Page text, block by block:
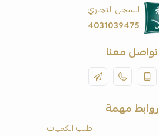
السجل التجاري
4031039475
تواصل معنا
روابط مهمة
طلب الكميات